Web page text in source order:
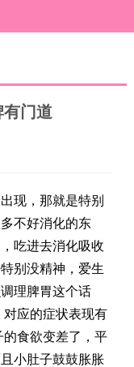
有门道
现，那就是特别
不好消化的东
吃进去消化吸收
别没精神，爱生
理脾胃这个话
应的症状表现有
食欲变差了，平
小肚子鼓鼓胀胀